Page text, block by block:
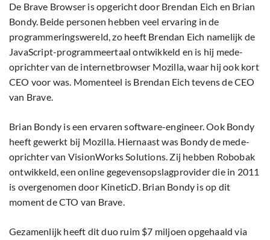
De Brave Browser is opgericht door Brendan Eich en Brian
Bondy. Beide personen hebben veel ervaring in de
programmeringswereld, zo heeft Brendan Eich namelijk de
JavaScript-programmeertaal ontwikkeld en is hij mede-
oprichter van de internetbrowser Mozilla, waar hij ook kort
CEO voor was. Momenteel is Brendan Eich tevens de CEO
van Brave.
Brian Bondy is een ervaren software-engineer. Ook Bondy
heeft gewerkt bij Mozilla. Hiernaast was Bondy de mede-
oprichter van VisionWorks Solutions. Zij hebben Robobak
ontwikkeld, een online gegevensopslagprovider die in 2011
is overgenomen door KineticD. Brian Bondy is op dit
moment de CTO van Brave.
Gezamenlijk heeft dit duo ruim $7 miljoen opgehaald via